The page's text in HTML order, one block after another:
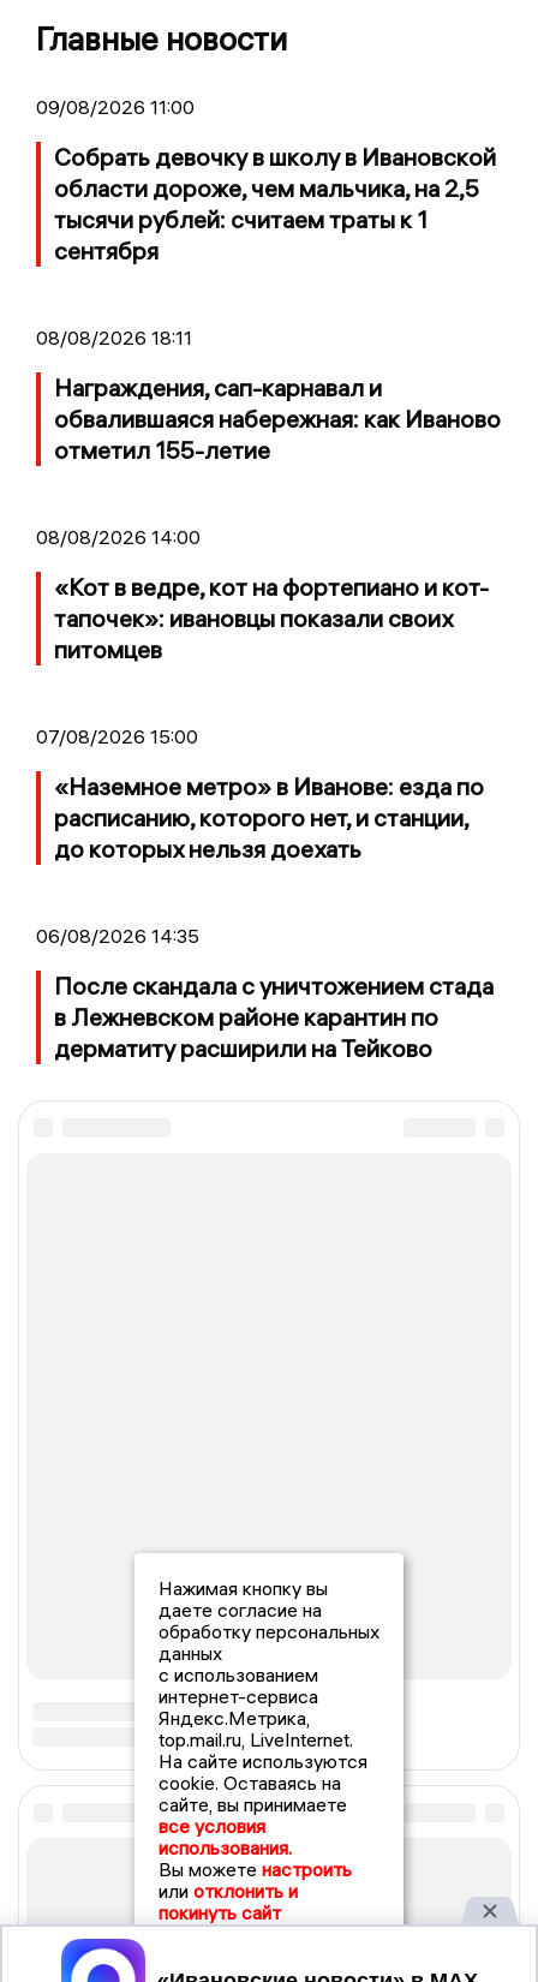
Главные новости
09/08/2026 11:00
Собрать девочку в школу в Ивановской
области дороже, чем мальчика, на 2,5
тысячи рублей: считаем траты к 1
сентября
08/08/2026 18:11
Награждения, сап-карнавал и
обвалившаяся набережная: как Иваново
отметил 155-летие
08/08/2026 14:00
«Кот в ведре, кот на фортепиано и кот-
тапочек»: ивановцы показали своих
питомцев
07/08/2026 15:00
«Наземное метро» в Иванове: езда по
расписанию, которого нет, и станции,
до которых нельзя доехать
06/08/2026 14:35
После скандала с уничтожением стада
в Лежневском районе карантин по
дерматиту расширили на Тейково
Нажимая кнопку вы
даете согласие на
обработку персональных
данных
с использованием
интернет-сервиса
Яндекс.Метрика,
top.mail.ru, LiveInternet.
На сайте используются
cookie. Оставаясь на
сайте, вы принимаете
все условия
использования.
Вы можете настроить
или отклонить и
покинуть сайт
Принять